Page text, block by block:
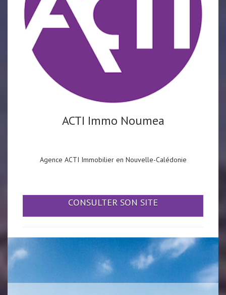
ACTI Immo Noumea
Agence ACTI Immobilier en Nouvelle-Calédonie
CONSULTER SON SITE